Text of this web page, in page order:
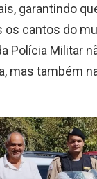
garantindo
os cantos do
Polícia Militar
mas também